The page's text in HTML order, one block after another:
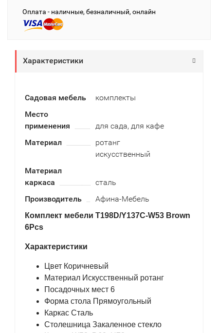
Оплата - наличные, безналичный, онлайн
Характеристики
Садовая мебель
комплекты
Место
применения
для сада, для кафе
Материал
ротанг
искусственный
Материал
каркаса
сталь
Производитель
Афина-Мебель
Комплект мебели T198D/Y137C-W53 Brown
6Pcs
Характеристики
Цвет Коричневый
Материал Искусственный ротанг
Посадочных мест 6
Форма стола Прямоугольный
Каркас Сталь
Столешница Закаленное стекло